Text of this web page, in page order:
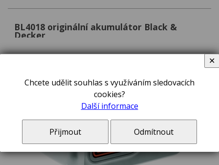
BL4018 originální akumulátor Black &
Decker
Chcete udělit souhlas s využíváním sledovacích
cookies?
Další informace
Přijmout Odmítnout
✕